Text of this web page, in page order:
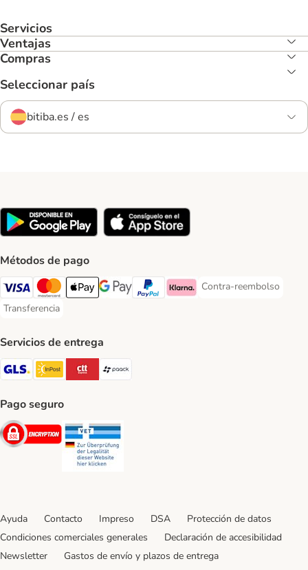
Servicios
Ventajas
Compras
Seleccionar país
bitiba.es / es
Métodos de pago
Visa Payment Method
Mastercard Payment Method
Apple Pay Payment Method
Google Pay Payment Method
PayPal Payment Method
Klarna Payment Method
Contra-reembolso
Contra-reembolso
Transferencia
Transferencia Payment Method
Servicios de entrega
GLS Shipping Method
InPost Shipping Method
CTTExpress Shipping Method
paack Shipping Method
Pago seguro
Security
Ayuda Contacto Impreso DSA
Protección de datos
Condiciones comerciales generales
Declaración de accesibilidad
Newsletter
Gastos de envío y plazos de entrega